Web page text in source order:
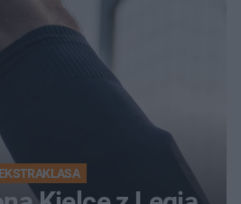
EKSTRAKLASA